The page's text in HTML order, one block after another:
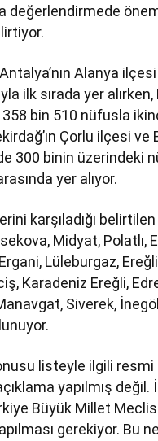
değerlendirmede
Alanya
ilk sırada yer alırken,
bin 510 nüfusla
Çorlu ilçesi ve
300 binin üzerindeki
yer alıyor.
karşıladığı
Midyat, Polatlı,
Lüleburgaz,
Karadeniz Ereğli,
Siverek,
listeyle ilgili
yapılmış
Büyük Millet
gerekiyor. Bu